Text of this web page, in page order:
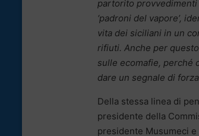
partorito
‘padroni del vapore’,
vita dei siciliani in un
rifiuti. Anche per
sulle ecomafie, perché
dare un segnale di
Della stessa linea di
presidente della
presidente Musumeci e